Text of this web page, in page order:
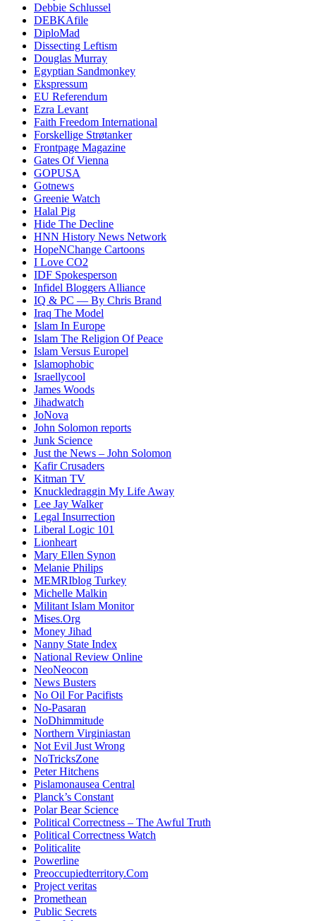
Debbie Schlussel
DEBKAfile
DiploMad
Dissecting Leftism
Douglas Murray
Egyptian Sandmonkey
Ekspressum
EU Referendum
Ezra Levant
Faith Freedom International
Forskellige Strøtanker
Frontpage Magazine
Gates Of Vienna
GOPUSA
Gotnews
Greenie Watch
Halal Pig
Hide The Decline
HNN History News Network
HopeNChange Cartoons
I Love CO2
IDF Spokesperson
Infidel Bloggers Alliance
IQ & PC — By Chris Brand
Iraq The Model
Islam In Europe
Islam The Religion Of Peace
Islam Versus Europel
Islamophobic
Israellycool
James Woods
Jihadwatch
JoNova
John Solomon reports
Junk Science
Just the News – John Solomon
Kafir Crusaders
Kitman TV
Knuckledraggin My Life Away
Lee Jay Walker
Legal Insurrection
Liberal Logic 101
Lionheart
Mary Ellen Synon
Melanie Philips
MEMRIblog Turkey
Michelle Malkin
Militant Islam Monitor
Mises.Org
Money Jihad
Nanny State Index
National Review Online
NeoNeocon
News Busters
No Oil For Pacifists
No-Pasaran
NoDhimmitude
Northern Virginiastan
Not Evil Just Wrong
NoTricksZone
Peter Hitchens
Pislamonausea Central
Planck’s Constant
Polar Bear Science
Political Correctness – The Awful Truth
Political Correctness Watch
Politicalite
Powerline
Preoccupiedterritory.Com
Project veritas
Promethean
Public Secrets